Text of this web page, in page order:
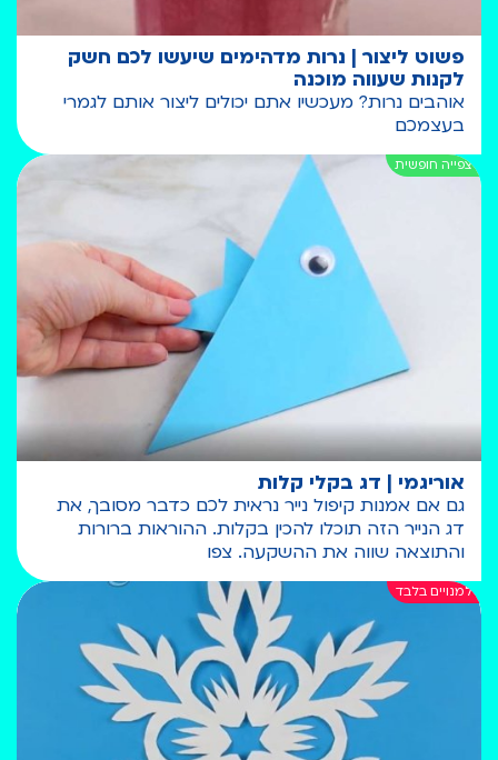
פשוט ליצור | נרות מדהימים שיעשו לכם חשק
לקנות שעווה מוכנה
אוהבים נרות? מעכשיו אתם יכולים ליצור אותם לגמרי
בעצמכם
אוריגמי | דג בקלי קלות
גם אם אמנות קיפול נייר נראית לכם כדבר מסובך, את
דג הנייר הזה תוכלו להכין בקלות. ההוראות ברורות
והתוצאה שווה את ההשקעה. צפו